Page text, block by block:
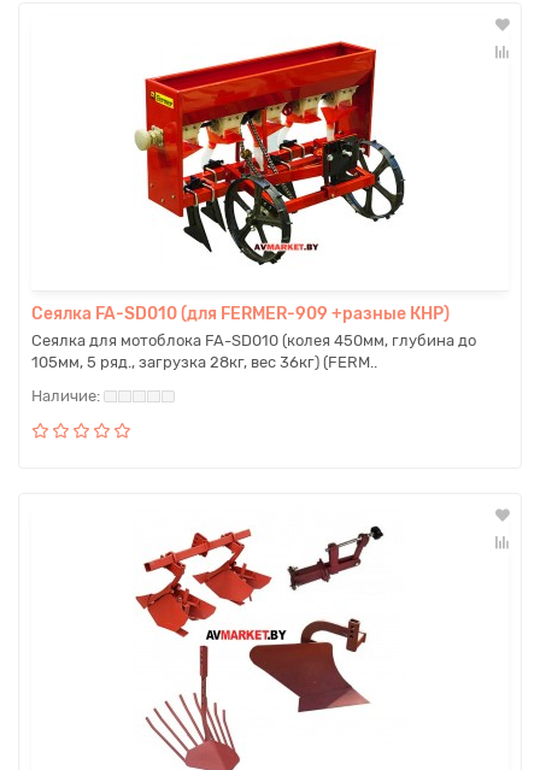
Сеялка FA-SD010 (для FERMER-909 +разные КНР)
Сеялка для мотоблока FA-SD010 (колея 450мм, глубина до
105мм, 5 ряд., загрузка 28кг, вес 36кг) (FERM..